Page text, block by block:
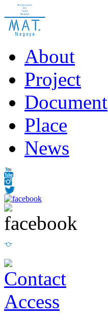
About
Project
Document
Place
News